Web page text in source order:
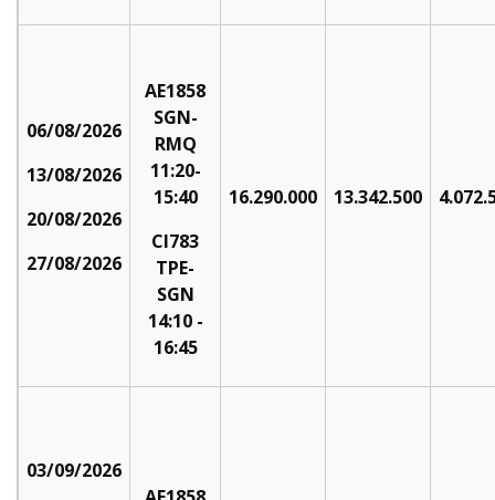
06/08/2026
13/08/2026
20/08/2026
27/08/2026
AE1858
SGN-
RMQ
11:20-
15:40
CI783
TPE-
SGN
14:10 -
16:45
16.290.000 13.342.500
03/09/2026